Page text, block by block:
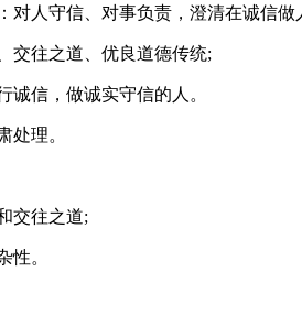
对人守信、对事负责，澄清在诚信做
交往之道、优良道德传统;
诚信，做诚实守信的人。
处理。
交往之道;
性。